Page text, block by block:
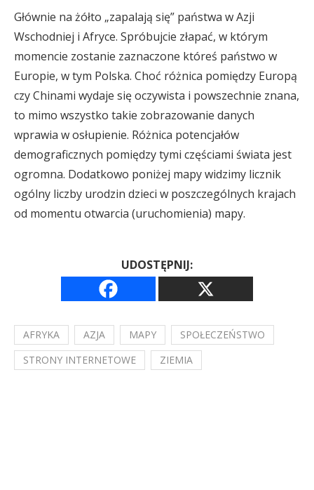
Głównie na żółto „zapalają się” państwa w Azji
Wschodniej i Afryce. Spróbujcie złapać, w którym
momencie zostanie zaznaczone któreś państwo w
Europie, w tym Polska. Choć różnica pomiędzy Europą
czy Chinami wydaje się oczywista i powszechnie znana,
to mimo wszystko takie zobrazowanie danych
wprawia w osłupienie. Różnica potencjałów
demograficznych pomiędzy tymi częściami świata jest
ogromna. Dodatkowo poniżej mapy widzimy licznik
ogólny liczby urodzin dzieci w poszczególnych krajach
od momentu otwarcia (uruchomienia) mapy.
UDOSTĘPNIJ:
AFRYKA AZJA MAPY
SPOŁECZEŃSTWO
STRONY INTERNETOWE
ZIEMIA